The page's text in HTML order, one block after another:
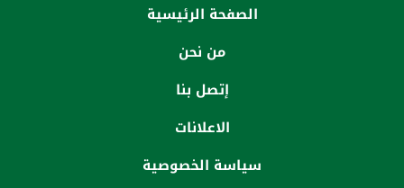
الصفحة الرئيسية
من نحن
إتصل بنا
الاعلانات
سياسة الخصوصية